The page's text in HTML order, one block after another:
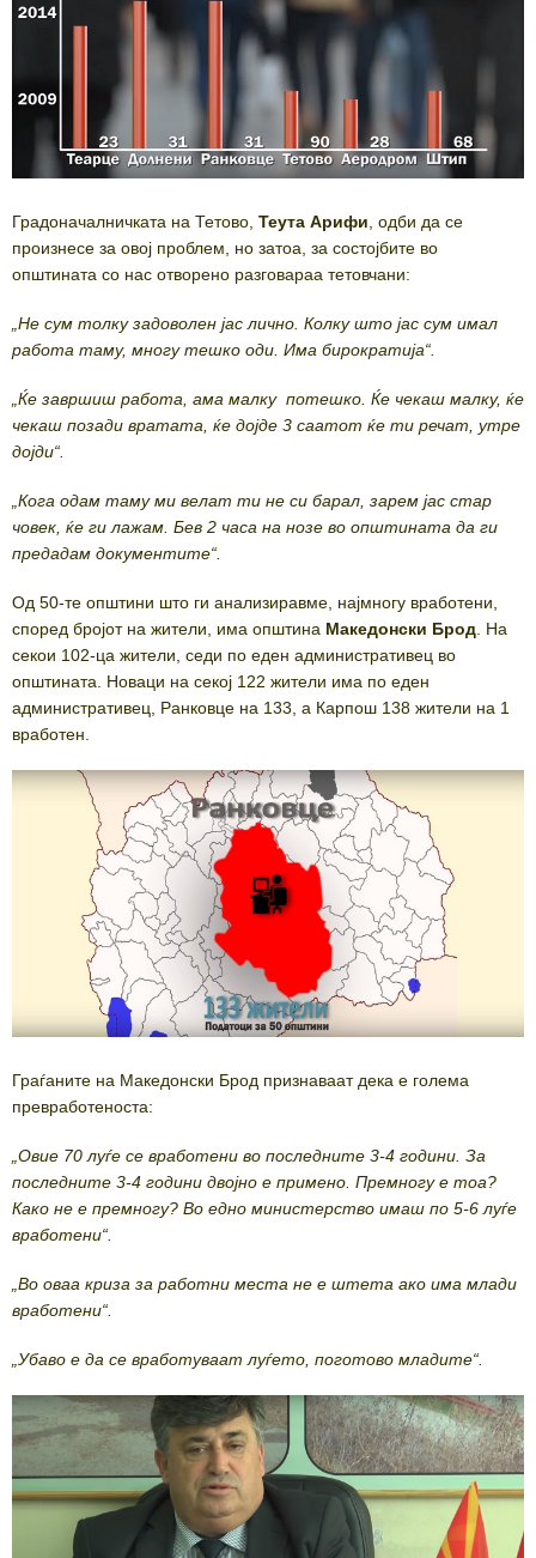
Градоначалничката на Тетово, Теута Арифи , одби да се
произнесе за овој проблем, но затоа, за состојбите во
општината со нас отворено разговараа тетовчани:
„Не сум толку задоволен јас лично. Колку што јас сум имал
работа таму, многу тешко оди. Има бирократија“.
„Ќе завршиш работа, ама малку потешко. Ќе чекаш малку, ќе
чекаш позади вратата, ќе дојде 3 саатот ќе ти речат, утре
дојди“.
„Кога одам таму ми велат ти не си барал, зарем јас стар
човек, ќе ги лажам. Бев 2 часа на нозе во општината да ги
предадам документите“.
Од 50-те општини што ги анализиравме, најмногу вработени,
според бројот на жители, има општина Македонски Брод . На
секои 102-ца жители, седи по еден административец во
општината. Новаци на секој 122 жители има по еден
административец, Ранковце на 133, а Карпош 138 жители на 1
вработен.
Граѓаните на Македонски Брод признаваат дека е голема
превработеноста:
„Овие 70 луѓе се вработени во последните 3-4 години. За
последните 3-4 години двојно е примено. Премногу е тоа?
Како не е премногу? Во едно министерство имаш по 5-6 луѓе
вработени“.
„Во оваа криза за работни места не е штета ако има млади
вработени“.
„Убаво е да се вработуваат луѓето, поготово младите“.